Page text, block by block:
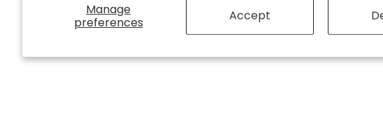
Manage
preferences
Accept